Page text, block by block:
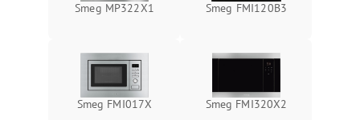
Smeg MP322X1 Smeg FMI120B3
Smeg FMI017X Smeg FMI320X2